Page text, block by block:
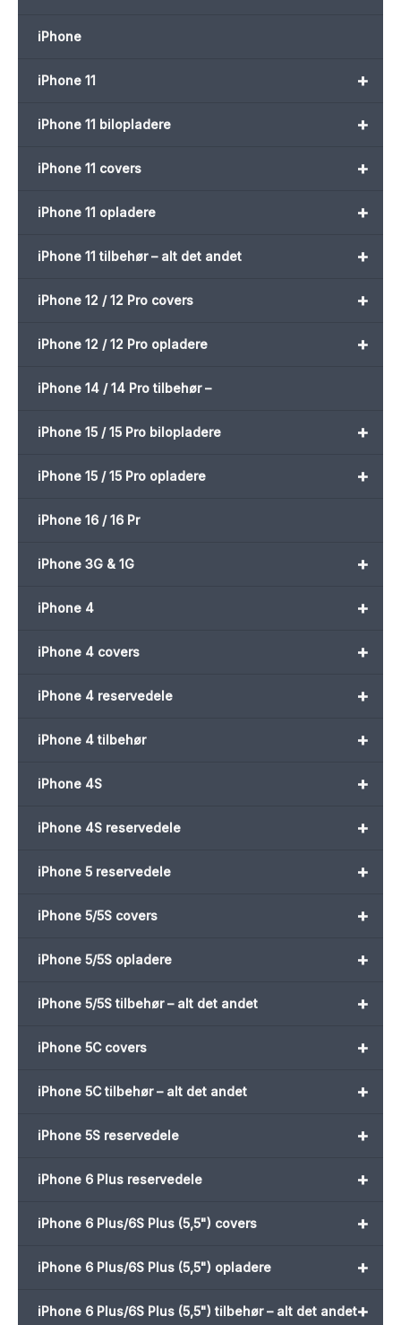
iPhone
+
iPhone 11
+
iPhone 11 bilopladere
+
iPhone 11 covers
+
iPhone 11 opladere
+
iPhone 11 tilbehør – alt det andet
+
iPhone 12 / 12 Pro covers
+
iPhone 12 / 12 Pro opladere
iPhone 14 / 14 Pro tilbehør –
+
iPhone 15 / 15 Pro bilopladere
+
iPhone 15 / 15 Pro opladere
iPhone 16 / 16 Pr
+
iPhone 3G & 1G
+
iPhone 4
+
iPhone 4 covers
+
iPhone 4 reservedele
+
iPhone 4 tilbehør
+
iPhone 4S
+
iPhone 4S reservedele
+
iPhone 5 reservedele
+
iPhone 5/5S covers
+
iPhone 5/5S opladere
+
iPhone 5/5S tilbehør – alt det andet
+
iPhone 5C covers
+
iPhone 5C tilbehør – alt det andet
+
iPhone 5S reservedele
+
iPhone 6 Plus reservedele
+
iPhone 6 Plus/6S Plus (5,5") covers
+
iPhone 6 Plus/6S Plus (5,5") opladere
+
iPhone 6 Plus/6S Plus (5,5") tilbehør – alt det andet